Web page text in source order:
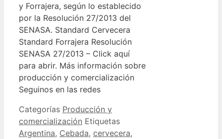
y Forrajera, según lo establecido
por la Resolución 27/2013 del
SENASA. Standard Cervecera
Standard Forrajera Resolución
SENASA 27/2013 – Click aquí
para abrir. Más información sobre
producción y comercialización
Seguinos en las redes
Categorías Producción y
comercialización Etiquetas
Argentina, Cebada, cervecera,